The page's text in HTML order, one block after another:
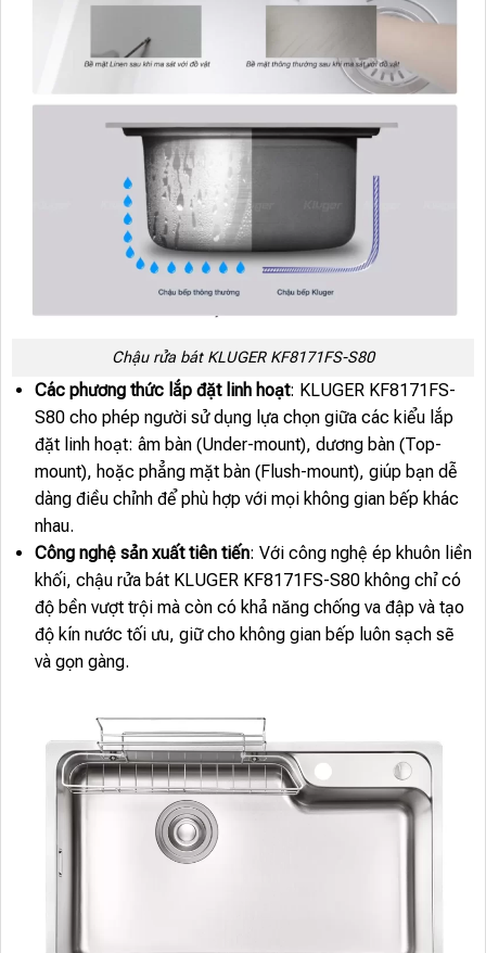
Chậu rửa bát KLUGER KF8171FS-S80
Các phương thức lắp đặt linh hoạt: KLUGER KF8171FS-
S80 cho phép người sử dụng lựa chọn giữa các kiểu lắp
đặt linh hoạt: âm bàn (Under-mount), dương bàn (Top-
mount), hoặc phẳng mặt bàn (Flush-mount), giúp bạn dễ
dàng điều chỉnh để phù hợp với mọi không gian bếp khác
nhau.
Công nghệ sản xuất tiên tiến: Với công nghệ ép khuôn liền
khối, chậu rửa bát KLUGER KF8171FS-S80 không chỉ có
độ bền vượt trội mà còn có khả năng chống va đập và tạo
độ kín nước tối ưu, giữ cho không gian bếp luôn sạch sẽ
và gọn gàng.